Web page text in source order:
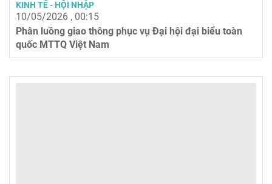
KINH TẾ - HỘI NHẬP
10/05/2026 , 00:15
Phân luồng giao thông phục vụ Đại hội đại biểu toàn
quốc MTTQ Việt Nam